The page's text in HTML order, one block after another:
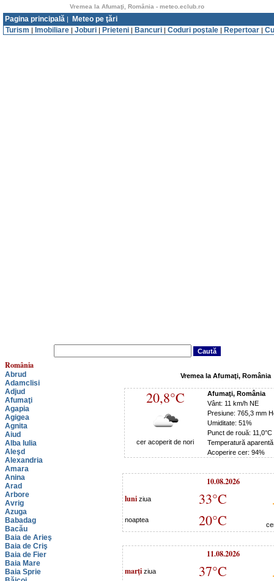
Vremea la Afumaţi, România - meteo.eclub.ro
Pagina principală |
Meteo pe ţări
Turism | Imobiliare | Joburi | Prieteni | Bancuri | Coduri poştale | Repertoar |
România
Abrud
Adamclisi
Adjud
Afumaţi
Agapia
Agigea
Agnita
Aiud
Alba Iulia
Aleşd
Alexandria
Amara
Anina
Arad
Arbore
Avrig
Azuga
Babadag
Bacău
Baia de Arieş
Baia de Criş
Baia de Fier
Baia Mare
Baia Sprie
Vremea la Afumaţi, România
20,8°C
cer acoperit de nori
Afumaţi, România
Vânt: 11 km/h NE
Presiune: 765,3 mm
Umiditate: 51%
Punct de rouă: 11,0°C
Temperatură
Acoperire cer: 94%
10.08.2026
luni ziua 33°C
noaptea 20°C
11.08.2026
marţi ziua 37°C